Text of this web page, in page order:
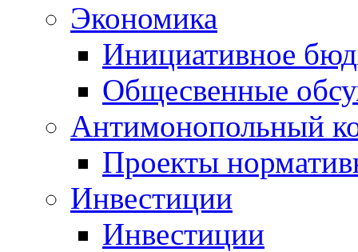
Экономика
Инициативное
Общесвенные
Антимонопольный
Проекты
Инвестиции
Инвестиции